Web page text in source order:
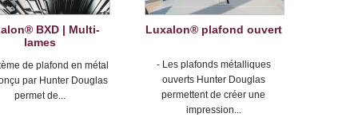
BXD | Multi-
lames
de plafond en métal
par Hunter Douglas
permet de...
Luxalon® plafond ouvert
- Les plafonds métalliques
ouverts Hunter Douglas
permettent de créer une
impression...